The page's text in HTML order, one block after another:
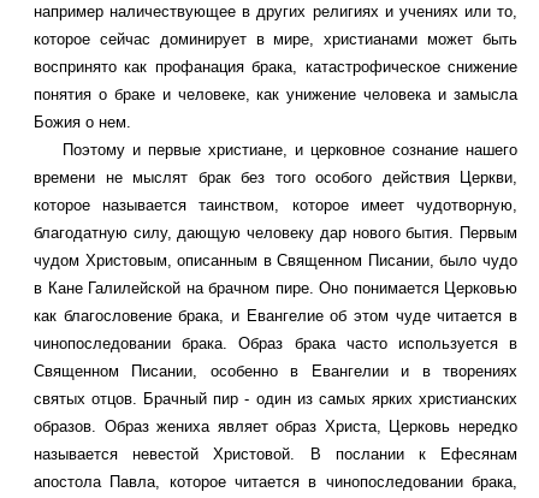
например наличествующее в других религиях и учениях или то,
которое сейчас доминирует в мире, христианами может быть
воспринято как профанация брака, катастрофическое снижение
понятия о браке и человеке, как унижение человека и замысла
Божия о нем.
Поэтому и первые христиане, и церковное сознание нашего
времени не мыслят брак без того особого действия Церкви,
которое называется таинством, которое имеет чудотворную,
благодатную силу, дающую человеку дар нового бытия. Первым
чудом Христовым, описанным в Священном Писании, было чудо
в Кане Галилейской на брачном пире. Оно понимается Церковью
как благословение брака, и Евангелие об этом чуде читается в
чинопоследовании брака. Образ брака часто используется в
Священном Писании, особенно в Евангелии и в творениях
святых отцов. Брачный пир - один из самых ярких христианских
образов. Образ жениха являет образ Христа, Церковь нередко
называется невестой Христовой. В послании к Ефесянам
апостола Павла, которое читается в чинопоследовании брака,